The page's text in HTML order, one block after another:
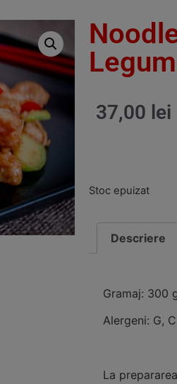
37,00 lei
Stoc epuizat
Descriere
Gramaj: 300
Alergeni: G,
La